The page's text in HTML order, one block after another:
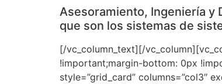
Asesoramiento, Ingeniería y
que son los sistemas de
[/vc_column_text][/
!important;margin-bottom: 0px
style=”grid_card” columns=”col3″